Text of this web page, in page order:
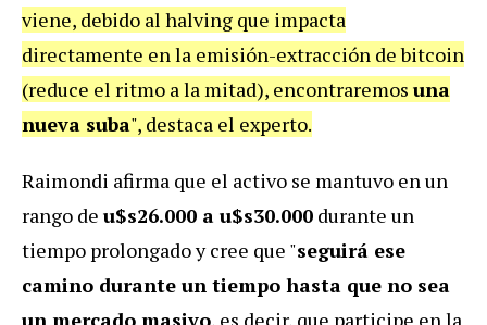
viene, debido al halving que impacta
directamente en la emisión-extracción de bitcoin
(reduce el ritmo a la mitad), encontraremos una
nueva suba", destaca el experto.
Raimondi afirma que el activo se mantuvo en un
rango de u$s26.000 a u$s30.000 durante un
tiempo prolongado y cree que "seguirá ese
camino durante un tiempo hasta que no sea
un mercado masivo, es decir, que participe en la